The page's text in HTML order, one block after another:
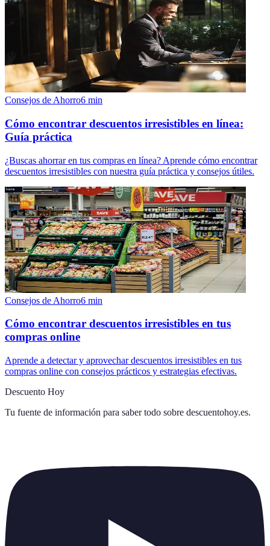
Consejos de Ahorro6 min
Cómo encontrar descuentos irresistibles en línea:
Guía práctica
¿Buscas ahorrar en tus compras en línea? Aprende cómo encontrar
descuentos irresistibles con nuestra guía práctica y consejos útiles.
Consejos de Ahorro6 min
Cómo encontrar descuentos irresistibles en tus
compras online
Aprende a detectar y aprovechar descuentos irresistibles en tus
compras online con consejos prácticos y estrategias efectivas.
Descuento Hoy
Tu fuente de información para saber todo sobre descuentohoy.es.